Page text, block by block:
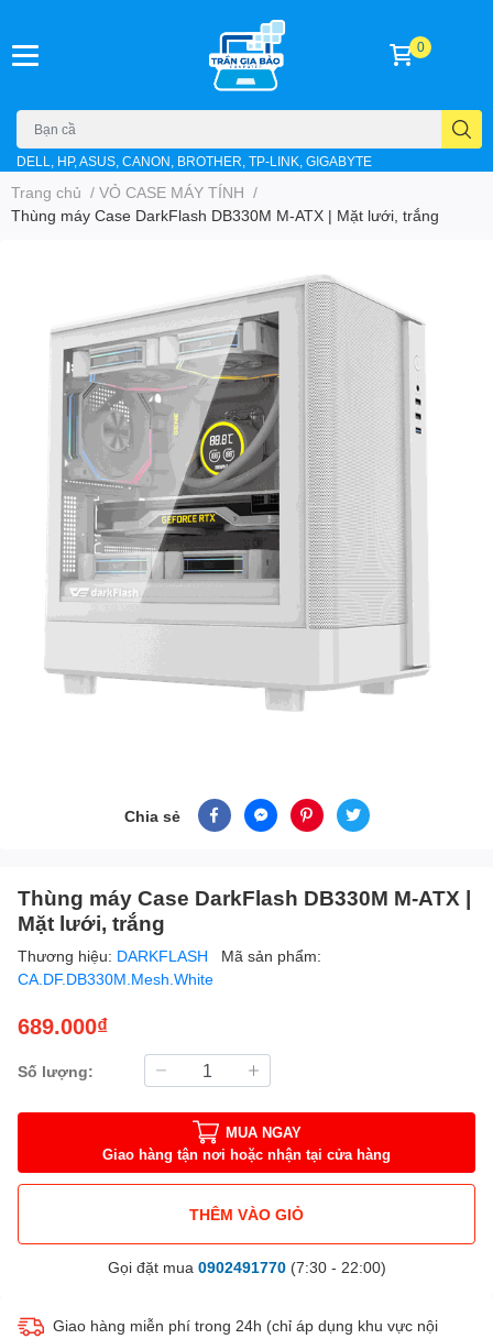
DELL, HP, ASUS, CANON, BROTHER, TP-LINK, GIGABYTE
0
Trang chủ / VỎ CASE MÁY TÍNH /
Thùng máy Case DarkFlash DB330M M-ATX | Mặt lưới, trắng
Chia sẻ
Thùng máy Case DarkFlash DB330M M-ATX |
Mặt lưới, trắng
Thương hiệu: DARKFLASH
Mã sản phẩm:
CA.DF.DB330M.Mesh.White
689.000₫
Số lượng:
MUA NGAY
Giao hàng tận nơi hoặc nhận tại cửa hàng
THÊM VÀO GIỎ
Gọi đặt mua 0902491770(7:30 - 22:00)
Giao hàng miễn phí trong 24h (chỉ áp dụng khu vực nội